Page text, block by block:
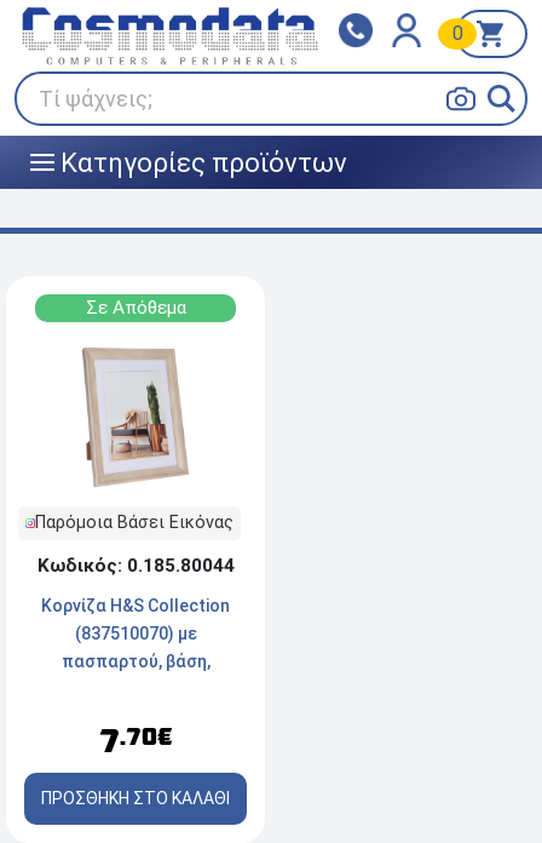
Τί ψάχνεις;
0
||| Κατηγορίες προϊόντων
Klarna
Πληρώστε σε 3
άτοκες δόσεις
BOX NOW
Σε Απόθεμα
Παρόμοια Βάσει Εικόνας
Κωδικός: 0.185.80044
Κορνίζα H&S Collection
(837510070) με
πασπαρτού, βάση,
15x20cm
7.70€
ΠΡΟΣΘΗΚΗ ΣΤΟ ΚΑΛΑΘΙ